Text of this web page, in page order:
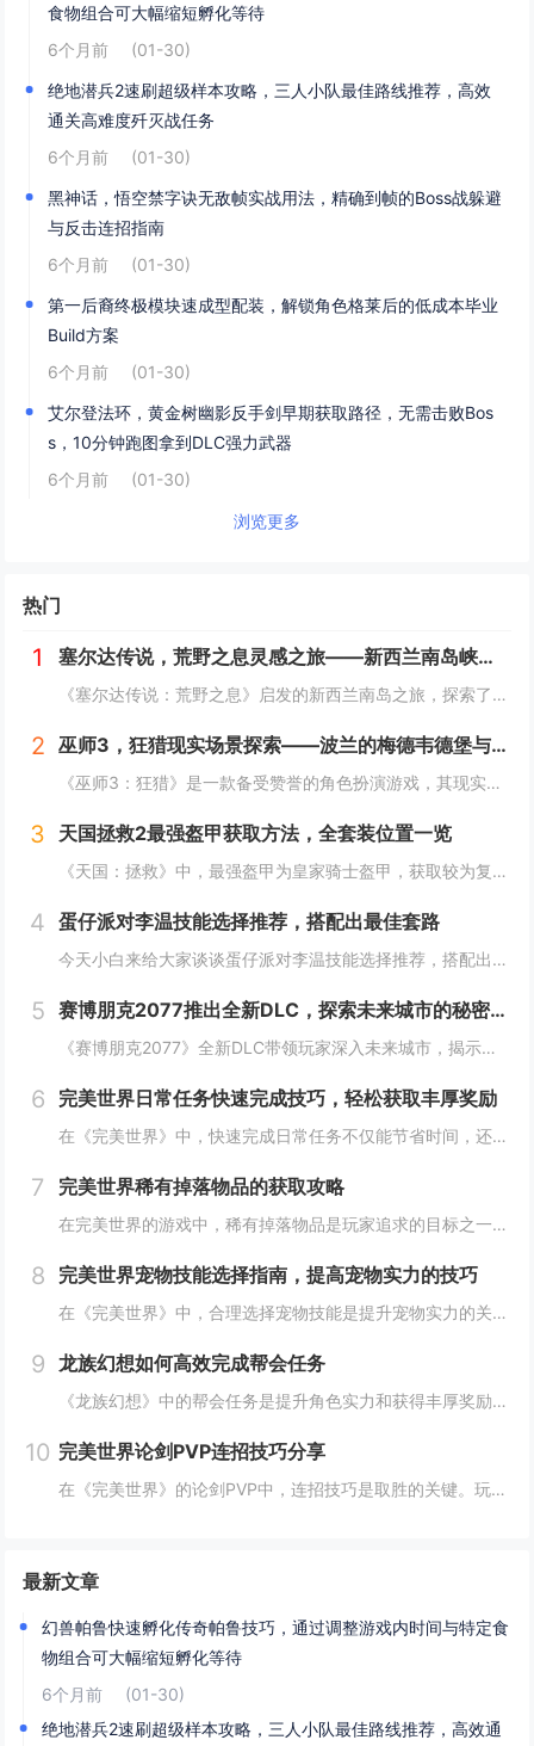
食物组合可大幅缩短孵化等待
6个月前
(01-30)
绝地潜兵2速刷超级样本攻略，三人小队最佳路线推荐，高效
通关高难度歼灭战任务
6个月前
(01-30)
黑神话，悟空禁字诀无敌帧实战用法，精确到帧的Boss战躲避
与反击连招指南
6个月前
(01-30)
第一后裔终极模块速成型配装，解锁角色格莱后的低成本毕业
Build方案
6个月前
(01-30)
艾尔登法环，黄金树幽影反手剑早期获取路径，无需击败Bos
s，10分钟跑图拿到DLC强力武器
6个月前
(01-30)
浏览更多
热门
1 塞尔达传说，荒野之息灵感之旅——新西兰南岛峡湾探秘与荒野生存体验
《塞尔达传说：荒野之息》启发的新西兰南岛之旅，探索了其壮丽的自然风光与荒野生存体验。在峡湾国家公园，你将亲历游戏般的奇妙景色，从镜面般的湖泊、雄伟的山脉到神秘的森林，每一处都仿佛是游戏中的场景再现。你可以参与野外生存活动，学习采集、搭建庇护...
2 巫师3，狂猎现实场景探索——波兰的梅德韦德堡与温特堡城堡的奇幻之旅
《巫师3：狂猎》是一款备受赞誉的角色扮演游戏，其现实中的灵感来源之一是波兰的梅德韦德堡和温特堡城堡。这两处地点以其独特的中世纪建筑风格和壮丽的自然风光，为游戏营造了奇幻而真实的背景。梅德韦德堡位于波兰南部，拥有悠久的历史和神秘氛围；而温特堡...
3 天国拯救2最强盔甲获取方法，全套装位置一览
《天国：拯救》中，最强盔甲为皇家骑士盔甲，获取较为复杂。首先需完成“皇家侍卫”任务线，帮助亨利成为国王的私人护卫。之后，在王宫内找到盔甲的具体位置，通常藏于密室或特定房间。完成相关任务后，玩家可获得这套顶级装备，大幅提升防御力和战斗能力。游...
4 蛋仔派对李温技能选择推荐，搭配出最佳套路
今天小白来给大家谈谈蛋仔派对李温技能选择推荐，搭配出最佳套路，以及蛋仔派对攻略对应的知识点，希望对大家有所帮助，不要忘了收藏本站呢今天给各位分享蛋仔派对李温技能选择推荐，搭配出最佳套路的知识，其中也会对蛋仔派对攻略进行解释，如果能碰巧解决你...
5 赛博朋克2077推出全新DLC，探索未来城市的秘密和新任务
《赛博朋克2077》全新DLC带领玩家深入未来城市，揭示隐藏的秘密并开启一系列新任务。在这一扩展内容中，玩家将有机会探索更多未知区域，体验丰富多彩的剧情，与全新角色互动，进一步丰富游戏世界的沉浸感与可玩性。今天小白来给大家谈谈《赛博朋克20...
6 完美世界日常任务快速完成技巧，轻松获取丰厚奖励
在《完美世界》中，快速完成日常任务不仅能节省时间，还能确保玩家获得丰厚的奖励。合理规划任务路线，优先选择高经验值和金币奖励的任务。利用双倍经验时间进行任务，可以事半功倍。组队完成任务效率更高，特别是对于需要击败强大敌人的任务。不要忘记使用游...
7 完美世界稀有掉落物品的获取攻略
在完美世界的游戏中，稀有掉落物品是玩家追求的目标之一。这些物品通常只能通过特定的活动、副本或怪物获得，且掉落率极低。为了提高获取几率，玩家可以组队参与高难度副本，多次挑战以增加机会；参加限时活动，如节日庆典和特殊任务，这些活动往往会有额外奖...
8 完美世界宠物技能选择指南，提高宠物实力的技巧
在《完美世界》中，合理选择宠物技能是提升宠物实力的关键。优先考虑增强宠物基础属性的技能，如攻击、防御和生命值。根据宠物类型和定位，选择合适的主动或被动技能，如控制、辅助或输出技能。利用宠物技能书升级技能等级，以及通过宠物合成功能优化技能组合...
9 龙族幻想如何高效完成帮会任务
《龙族幻想》中的帮会任务是提升角色实力和获得丰厚奖励的重要途径。要高效完成帮会任务，首先需要合理安排时间，选择高效率的任务组合，如组队完成副本或集体参与帮会活动。利用好帮会资源，如经验药水、加速道具等，可以显著提高任务完成速度。积极与帮会成...
10 完美世界论剑PVP连招技巧分享
在《完美世界》的论剑PVP中，连招技巧是取胜的关键。玩家需熟练掌握角色技能的释放顺序与时机，利用控制技能打断对手的攻击节奏，同时保持自身技能的连贯性。合理利用地形和位移技能，可以有效躲避敌方攻击，创造反击机会。了解并针对不同职业的特点制定策...
最新文章
幻兽帕鲁快速孵化传奇帕鲁技巧，通过调整游戏内时间与特定食
物组合可大幅缩短孵化等待
6个月前
(01-30)
绝地潜兵2速刷超级样本攻略，三人小队最佳路线推荐，高效通